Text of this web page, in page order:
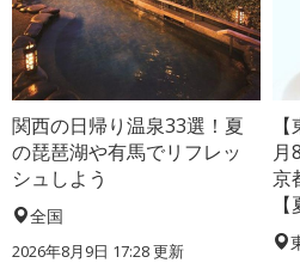
関西の日帰り温泉33選！夏
の琵琶湖や有馬でリフレッ
シュしよう
全国
2026年8月9日 17:28更新
月
京